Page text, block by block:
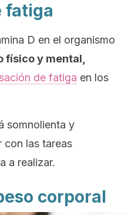
fatiga
D en el organismo
físico y mental,
de fatiga en los
somnolienta y
con las tareas
a realizar.
corporal